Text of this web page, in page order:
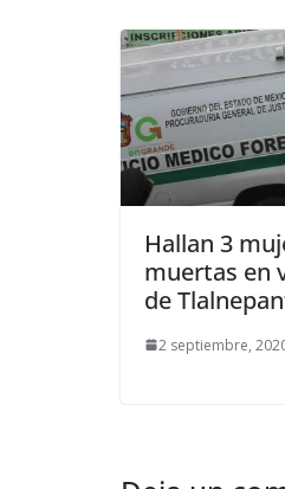
Hallan 3
muertas en
de
2 septiembre,